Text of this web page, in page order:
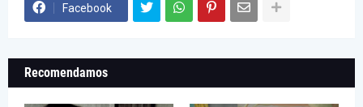
Facebook
Recomendamos